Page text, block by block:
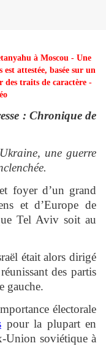
à Moscou - Une
attestée, basée sur un
des traits de caractère -
: Chronique de
une guerre
foyer d’un grand
et d’Europe de
Tel Aviv soit au
était alors dirigé
des partis
gauche.
électorale
pour la plupart en
Union soviétique à